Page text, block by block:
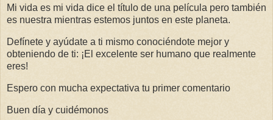
Mi vida es mi vida dice el título de una película pero también
es nuestra mientras estemos juntos en este planeta.
Defínete y ayúdate a ti mismo conociéndote mejor y
obteniendo de ti: ¡El excelente ser humano que realmente
eres!
Espero con mucha expectativa tu primer comentario
Buen día y cuidémonos